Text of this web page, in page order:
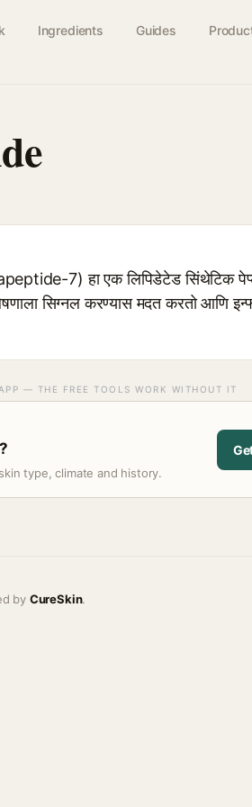
Ingredients Guides
7) हा एक लिपिडेटेड सिंथेटिक
सिग्नल करण्यास मदत करतो आणि
— THE FREE TOOLS WORK WITHOUT IT
type, climate and history.
by CureSkin.